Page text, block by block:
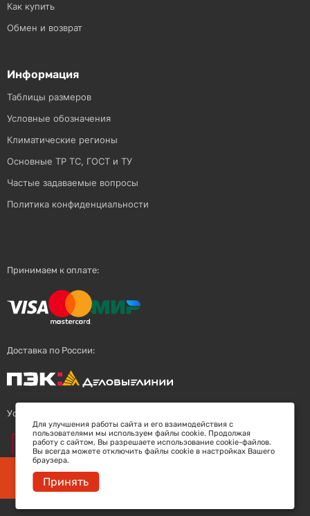
Заберите скидку 5%
Как купить
Обмен и возврат
Информация
Таблицы размеров
Условные обозначения
Климатические регионы
Основные ТР ТС, ГОСТ и ТУ
Частые задаваемые вопросы
Политика конфиденциальности
Принимаем к оплате:
Доставка по России:
Успешный поставщик:
Для улучшения работы сайта и его взаимодействия с
пользователями мы используем файлы cookie. Продолжая
работу с сайтом, Вы разрешаете использование cookie-файлов.
Вы всегда можете отключить файлы cookie в настройках Вашего
браузера.
Принять